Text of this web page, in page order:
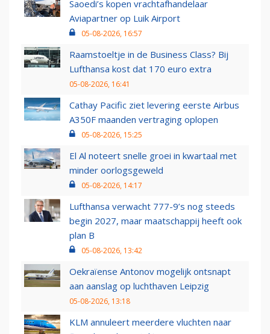
Saoedi’s kopen vrachtafhandelaar
Aviapartner op Luik Airport
05-08-2026, 16:57
Raamstoeltje in de Business Class? Bij
Lufthansa kost dat 170 euro extra
05-08-2026, 16:41
Cathay Pacific ziet levering eerste Airbus
A350F maanden vertraging oplopen
05-08-2026, 15:25
El Al noteert snelle groei in kwartaal met
minder oorlogsgeweld
05-08-2026, 14:17
Lufthansa verwacht 777-9’s nog steeds
begin 2027, maar maatschappij heeft ook
plan B
05-08-2026, 13:42
Oekraïense Antonov mogelijk ontsnapt
aan aanslag op luchthaven Leipzig
05-08-2026, 13:18
KLM annuleert meerdere vluchten naar